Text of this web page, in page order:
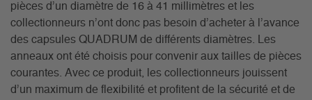
pièces d’un diamètre de 16 à 41 millimètres et les
collectionneurs n’ont donc pas besoin d’acheter à l’avance
des capsules QUADRUM de différents diamètres. Les
anneaux ont été choisis pour convenir aux tailles de pièces
courantes. Avec ce produit, les collectionneurs jouissent
d’un maximum de flexibilité et profitent de la sécurité et de